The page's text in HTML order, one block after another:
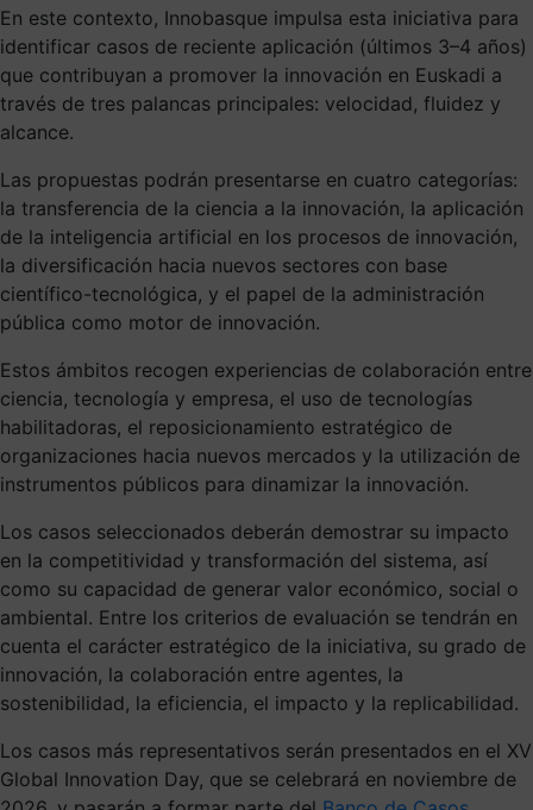
En este contexto, Innobasque impulsa esta iniciativa para
identificar casos de reciente aplicación (últimos 3–4 años)
que contribuyan a promover la innovación en Euskadi a
través de tres palancas principales: velocidad, fluidez y
alcance.
Las propuestas podrán presentarse en cuatro categorías:
la transferencia de la ciencia a la innovación, la aplicación
de la inteligencia artificial en los procesos de innovación,
la diversificación hacia nuevos sectores con base
científico-tecnológica, y el papel de la administración
pública como motor de innovación.
Estos ámbitos recogen experiencias de colaboración entre
ciencia, tecnología y empresa, el uso de tecnologías
habilitadoras, el reposicionamiento estratégico de
organizaciones hacia nuevos mercados y la utilización de
instrumentos públicos para dinamizar la innovación.
Los casos seleccionados deberán demostrar su impacto
en la competitividad y transformación del sistema, así
como su capacidad de generar valor económico, social o
ambiental. Entre los criterios de evaluación se tendrán en
cuenta el carácter estratégico de la iniciativa, su grado de
innovación, la colaboración entre agentes, la
sostenibilidad, la eficiencia, el impacto y la replicabilidad.
Los casos más representativos serán presentados en el XV
Global Innovation Day, que se celebrará en noviembre de